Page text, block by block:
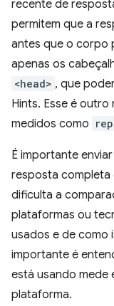
recente de
permitem que a
antes que o corpo
apenas os
<head> , que
Hints. Esse é
medidos como
É importante
resposta completa
dificulta a
plataformas ou
usados e de como
importante é
está usando mede
plataforma.